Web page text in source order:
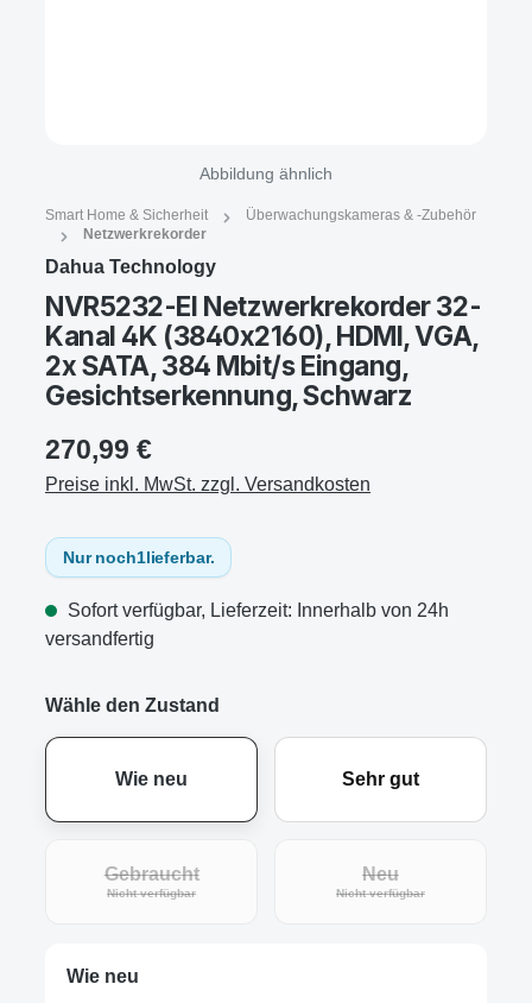
Abbildung ähnlich
Smart Home & Sicherheit
Überwachungskameras & -Zubehör
Netzwerkrekorder
Dahua Technology
NVR5232-EI Netzwerkrekorder 32-
Kanal 4K (3840x2160), HDMI, VGA,
2x SATA, 384 Mbit/s Eingang,
Gesichtserkennung, Schwarz
270,99 €
Preise inkl. MwSt. zzgl. Versandkosten
Nur noch1lieferbar.
Sofort verfügbar, Lieferzeit: Innerhalb von 24h
versandfertig
Wähle den Zustand
Wie neu Sehr gut
Gebraucht
Nicht verfügbar(Diese Option ist zurzeit nicht verfügbar.)
Neu
Nicht verfügbar(Diese Option ist
Wie neu